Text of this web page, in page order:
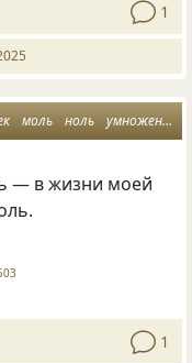
1
моль ноль умножение
— в жизни моей
1